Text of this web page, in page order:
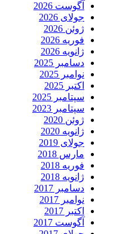
آگوست 2026
جولای 2026
ژوئن 2026
فوریه 2026
ژانویه 2026
دسامبر 2025
نوامبر 2025
اکتبر 2025
سپتامبر 2025
سپتامبر 2023
ژوئن 2020
ژانویه 2020
جولای 2019
مارس 2018
فوریه 2018
ژانویه 2018
دسامبر 2017
نوامبر 2017
اکتبر 2017
آگوست 2017